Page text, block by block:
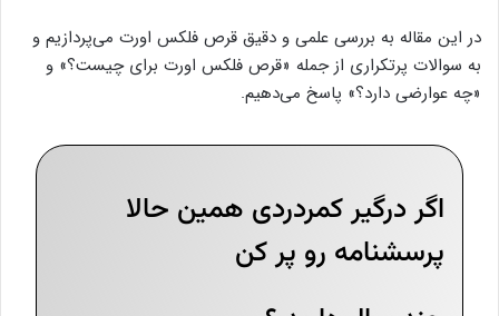
در این مقاله به بررسی علمی و دقیق قرص فلکس اورت می‌پردازیم و
به سوالات پرتکراری از جمله «قرص فلکس اورت برای چیست؟» و
«چه عوارضی دارد؟» پاسخ می‌دهیم.